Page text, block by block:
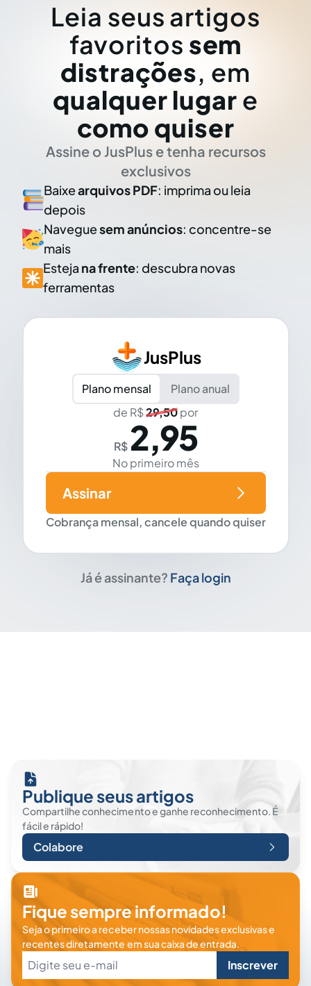
Leia seus artigos
favoritos sem
distrações, em
qualquer lugar e
como quiser
Assine o JusPlus e tenha recursos
exclusivos
Baixearquivos PDF: imprima ou leia
depois
Naveguesem anúncios: concentre-se
mais
Esteja na frente: descubra novas
ferramentas
JusPlus
Plano mensal
Plano anual
de R$29,50por
R$ 2,95
No primeiro mês
Cobrança mensal, cancele quando quiser
Assinar
Já é assinante? Faça login
Publique seus artigos
Compartilhe conhecimento e ganhe reconhecimento. É
fácil e rápido!
Colabore
Fique sempre informado!
Seja o primeiro a receber nossas novidades exclusivas e
recentes diretamente em sua caixa de entrada.
Inscrever